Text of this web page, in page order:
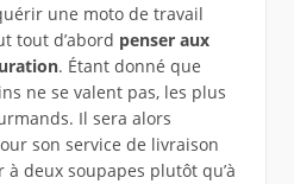
une moto de travail
tout d’abord penser aux
. Étant donné que
ne se valent pas, les plus
Il sera alors
son service de livraison
deux soupapes plutôt qu’à